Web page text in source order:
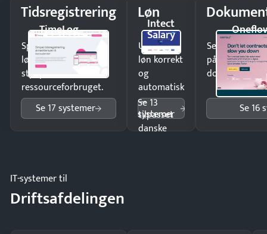
Tidsregistrering
TimeLog
Spar tid på
lønberegning og få
styr på
ressourceforbruget.
Se 17 systemer
Løn
Intect
Salary
Udbetal
løn korrekt
og
automatisk
—
tilpasset
danske
Se 13
systemer
Send
på minutter
dokumenter.
Se 16
IT-systemer til
Driftsafdelingen